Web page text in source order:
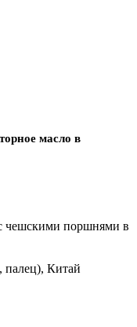
масло в
чешскими поршнями в
палец), Китай